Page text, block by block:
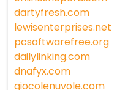
dartyfresh.com
lewisenterprises.net
pcsoftwarefree.org
dailylinking.com
dnafyx.com
giocolenuvole.com